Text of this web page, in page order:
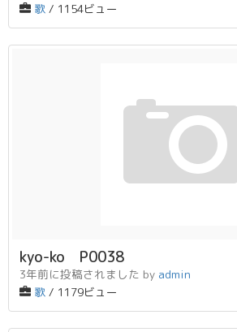
歌 / 1154ビュー
kyo-ko P0038
3年前に投稿されました by admin
歌 / 1179ビュー